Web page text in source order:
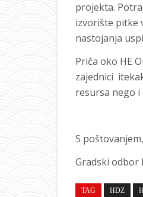
projekta.
izvorište pitke
nastojanja
Priča oko HE
zajednici
resursa nego
S poštovanjem,
Gradski odbor
TAG HDZ